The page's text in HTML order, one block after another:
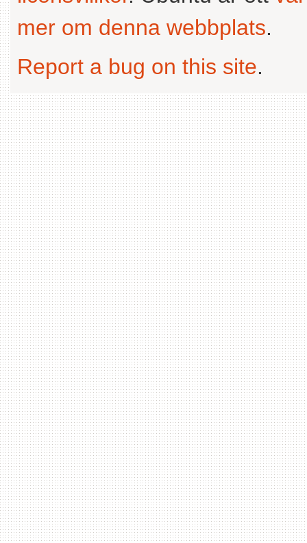
mer om denna webbplats.
Report a bug on this site.